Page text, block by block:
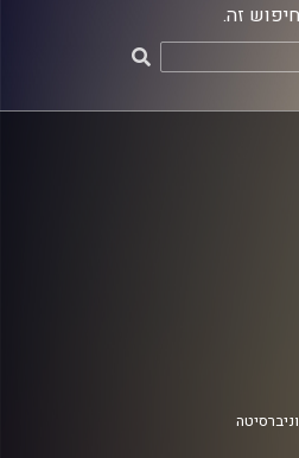
זה.